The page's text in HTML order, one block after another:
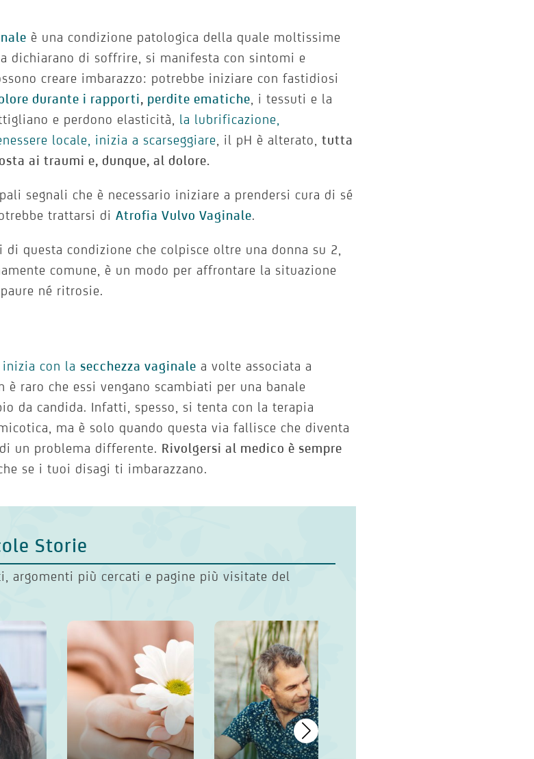
è una condizione patologica della quale moltissime
dichiarano di soffrire, si manifesta con sintomi e
creare imbarazzo: potrebbe iniziare con fastidiosi
durante i rapporti, perdite ematiche , i tessuti e la
e perdono elasticità, la lubrificazione,
locale, inizia a scarseggiare , il pH è alterato,tutta
ai traumi e, dunque, al dolore.
segnali che è necessario iniziare a prendersi cura di sé
trattarsi diAtrofia Vulvo Vaginale.
di questa condizione che colpisce oltre una donna su 2,
comune, è un modo per affrontare la situazione
né ritrosie.
con la secchezza vaginale a volte associata a
è raro che essi vengano scambiati per una banale
da candida. Infatti, spesso, si tenta con la terapia
ma è solo quando questa via fallisce che diventa
un problema differente. Rivolgersi al medico è sempre
se i tuoi disagi ti imbarazzano.
Storie
argomenti più cercati e pagine più visitate del